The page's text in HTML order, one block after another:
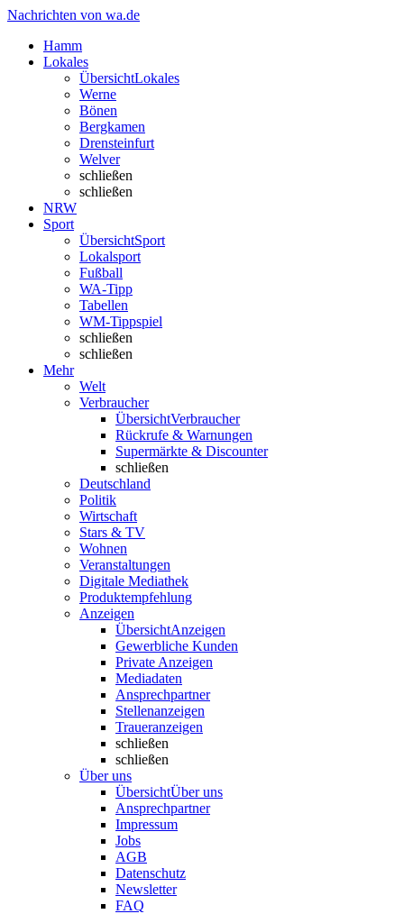
Nachrichten von wa.de
Hamm
Lokales
ÜbersichtLokales
Werne
Bönen
Bergkamen
Drensteinfurt
Welver
schließen
schließen
NRW
Sport
ÜbersichtSport
Lokalsport
Fußball
WA-Tipp
Tabellen
WM-Tippspiel
schließen
schließen
Mehr
Welt
Verbraucher
ÜbersichtVerbraucher
Rückrufe & Warnungen
Supermärkte & Discounter
schließen
Deutschland
Politik
Wirtschaft
Stars & TV
Wohnen
Veranstaltungen
Digitale Mediathek
Produktempfehlung
Anzeigen
ÜbersichtAnzeigen
Gewerbliche Kunden
Private Anzeigen
Mediadaten
Ansprechpartner
Stellenanzeigen
Traueranzeigen
schließen
schließen
Über uns
ÜbersichtÜber uns
Ansprechpartner
Impressum
Jobs
AGB
Datenschutz
Newsletter
FAQ